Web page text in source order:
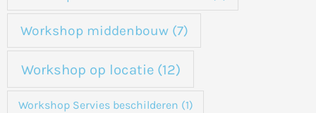
Workshop middenbouw(7)
Workshop op locatie(12)
Workshop Servies beschilderen (1)